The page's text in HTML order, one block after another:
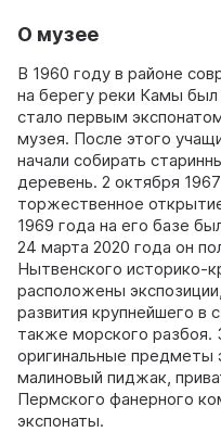
О музее
В 1960 году в районе
на берегу реки Камы
стало первым
музея. После этого
начали собирать
деревень. 2 октября
торжественное
1969 года на его базе
24 марта 2020 года он
Нытвенского историко-
расположены
развития крупнейшего в
также морского разбоя.
оригинальные предметы
малиновый пиджак,
Пермского фанерного
экспонаты.